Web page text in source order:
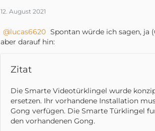
12. August 2021
lucas6620 Spontan würde ich sagen, ja
aber darauf hin:
Zitat
Die Smarte Videotürklingel wurde
ersetzen. Ihr vorhandene Installation
Gong verfügen. Die Smarte Türklingel
den vorhandenen Gong.